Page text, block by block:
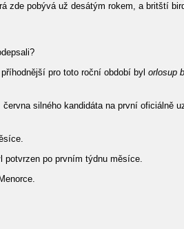
zde pobývá už desátým rokem, a britští
pro toto roční období byl orlosup
silného kandidáta na první oficiálně
potvrzen po prvním týdnu měsíce.